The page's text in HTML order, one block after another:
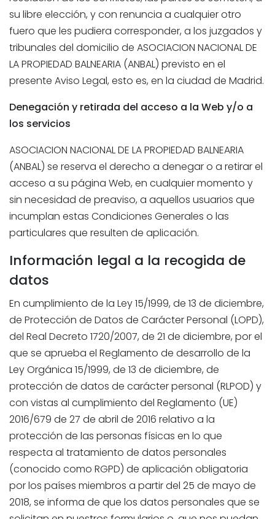
su libre elección, y con renuncia a cualquier otro
fuero que les pudiera corresponder, a los juzgados y
tribunales del domicilio de ASOCIACION NACIONAL DE
LA PROPIEDAD BALNEARIA (ANBAL) previsto en el
presente Aviso Legal, esto es, en la ciudad de Madrid.
Denegación y retirada del acceso a la Web y/o a
los servicios
ASOCIACION NACIONAL DE LA PROPIEDAD BALNEARIA
(ANBAL) se reserva el derecho a denegar o a retirar el
acceso a su página Web, en cualquier momento y
sin necesidad de preaviso, a aquellos usuarios que
incumplan estas Condiciones Generales o las
particulares que resulten de aplicación.
Información legal a la recogida de
datos
En cumplimiento de la Ley 15/1999, de 13 de diciembre,
de Protección de Datos de Carácter Personal (LOPD),
del Real Decreto 1720/2007, de 21 de diciembre, por el
que se aprueba el Reglamento de desarrollo de la
Ley Orgánica 15/1999, de 13 de diciembre, de
protección de datos de carácter personal (RLPOD) y
con vistas al cumplimiento del Reglamento (UE)
2016/679 de 27 de abril de 2016 relativo a la
protección de las personas físicas en lo que
respecta al tratamiento de datos personales
(conocido como RGPD) de aplicación obligatoria
por los países miembros a partir del 25 de mayo de
2018, se informa de que los datos personales que se